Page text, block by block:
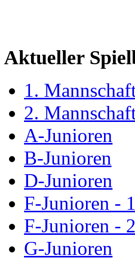
Aktueller
1.
2.
A-Junioren
B-Junioren
D-Junioren
F-Junioren - 1
F-Junioren - 2
G-Junioren